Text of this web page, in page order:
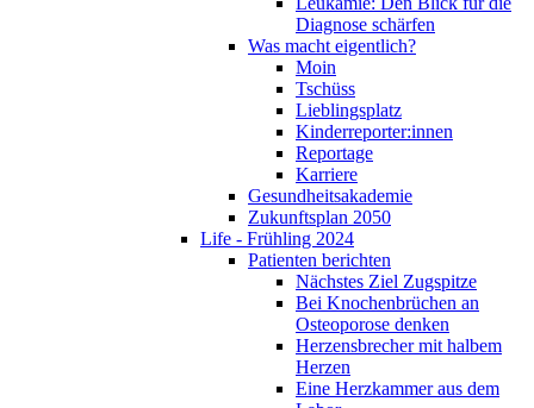
Diagnose schärfen
Was macht eigentlich?
Moin
Tschüss
Lieblingsplatz
Kinderreporter:innen
Reportage
Karriere
Gesundheitsakademie
Zukunftsplan 2050
Life - Frühling 2024
Patienten berichten
Nächstes Ziel Zugspitze
Bei Knochenbrüchen an
Osteoporose denken
Herzensbrecher mit halbem
Herzen
Eine Herzkammer aus dem